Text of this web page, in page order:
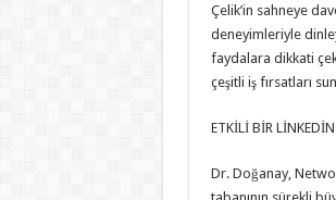
Çelik’in sahneye
deneyimleriyle
faydalara dikkati
çeşitli iş fırsatları
ETKİLİ BİR
Dr. Doğanay,